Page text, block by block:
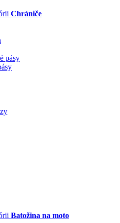
Chrániče
Batožina na moto